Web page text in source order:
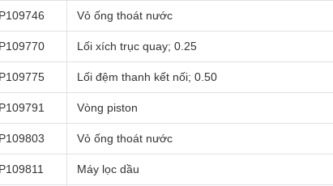
Vỏ ống thoát nước
Lối xích trục quay; 0.25
Lối đệm thanh kết nối; 0.50
Vòng piston
Vỏ ống thoát nước
Máy lọc dầu